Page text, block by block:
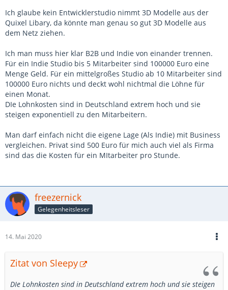
Ich glaube kein Entwicklerstudio nimmt 3D Modelle aus der
Quixel Libary, da könnte man genau so gut 3D Modelle aus
dem Netz ziehen.
Ich man muss hier klar B2B und Indie von einander trennen.
Für ein Indie Studio bis 5 Mitarbeiter sind 100000 Euro eine
Menge Geld. Für ein mittelgroßes Studio ab 10 Mitarbeiter sind
100000 Euro nichts und deckt wohl nichtmal die Löhne für
einen Monat.
DIe Lohnkosten sind in Deutschland extrem hoch und sie
steigen exponentiell zu den Mitarbeitern.
Man darf einfach nicht die eigene Lage (Als Indie) mit Business
vergleichen. Privat sind 500 Euro für mich auch viel als Firma
sind das die Kosten für ein MItarbeiter pro Stunde.
freezernick
Gelegenheitsleser
14. Mai 2020
Zitat von Sleepy
DIe Lohnkosten sind in Deutschland extrem hoch und sie steigen